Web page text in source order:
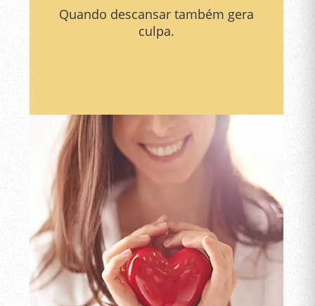
Quando descansar também gera
culpa.